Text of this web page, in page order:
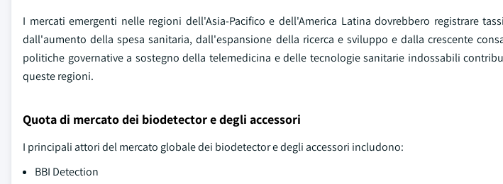
I mercati emergenti nelle regioni dell'Asia-Pacifico e dell'America Latina dovrebbero registrare
dall'aumento della spesa sanitaria, dall'espansione della ricerca e sviluppo e dalla crescente
politiche governative a sostegno della telemedicina e delle tecnologie sanitarie indossabili
queste regioni.
Quota di mercato dei biodetector e degli accessori
I principali attori del mercato globale dei biodetector e degli accessori includono:
BBI Detection